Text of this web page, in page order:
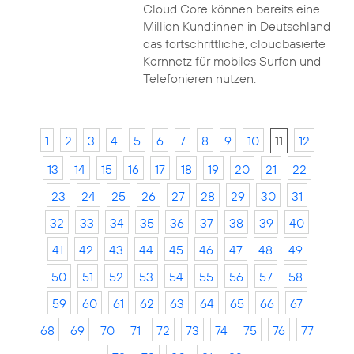
Cloud Core können bereits eine
Million Kund:innen in Deutschland
das fortschrittliche, cloudbasierte
Kernnetz für mobiles Surfen und
Telefonieren nutzen.
1 2 3 4 5 6 7 8 9 10 11
12
13
14 15 16 17 18 19 20 21
22
23
24 25 26 27 28 29 30
31
32
33 34 35 36 37 38 39
40
41
42 43 44 45 46 47 48
49
50
51 52 53 54 55 56 57
58
59
60 61 62 63 64 65 66
67
68
69 70 71 72 73 74 75 76
77